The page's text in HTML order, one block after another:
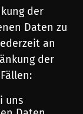
der
Daten zu
an
der
uns